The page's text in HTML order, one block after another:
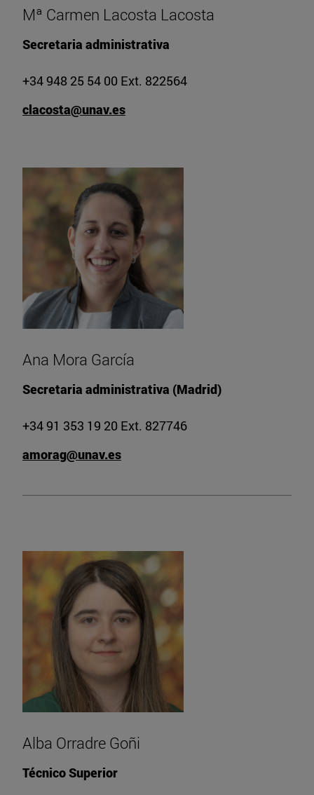
Mª Carmen Lacosta Lacosta
Secretaria administrativa
+34 948 25 54 00 Ext. 822564
clacosta@unav.es
Ana Mora García
Secretaria administrativa (Madrid)
+34 91 353 19 20 Ext. 827746
amorag@unav.es
Alba Orradre Goñi
Técnico Superior